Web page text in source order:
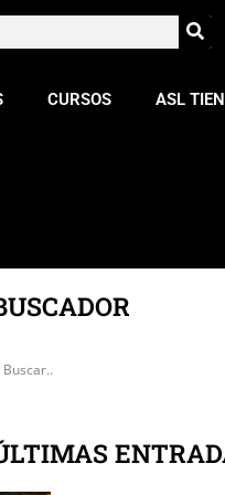
CURSOS ASL